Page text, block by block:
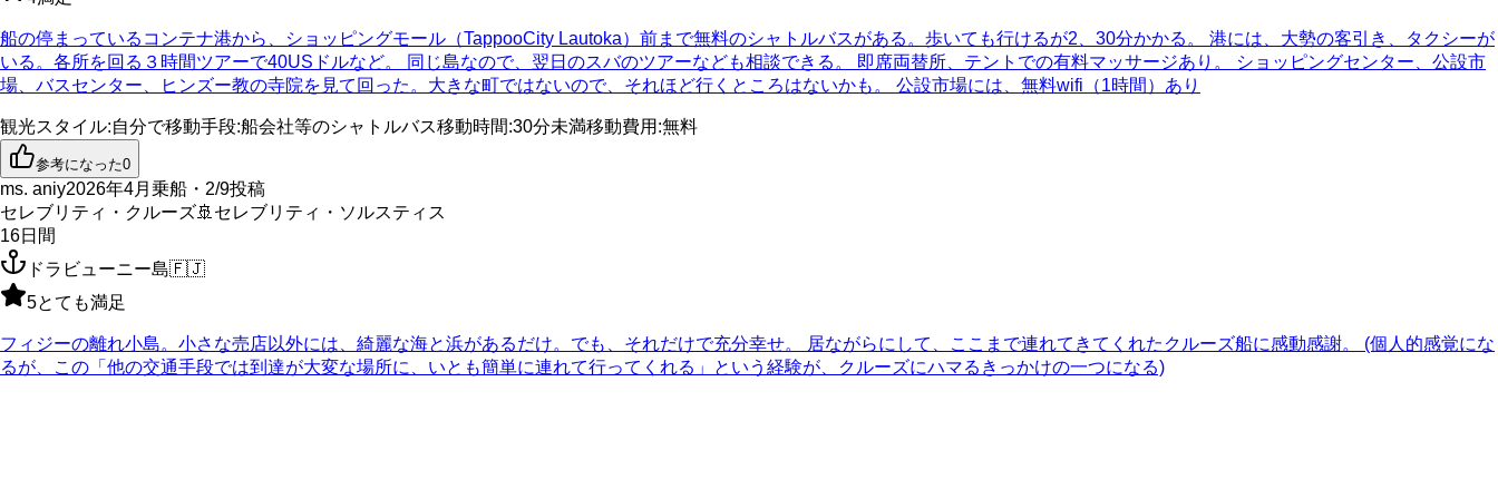
船の停まっているコンテナ港から、ショッピングモール（TappooCity Lautoka）前まで無料のシャトルバスがある。歩いても行けるが2、30分かかる。 港には、大勢の客引き、タクシーが
いる。各所を回る３時間ツアーで40USドルなど。 同じ島なので、翌日のスバのツアーなども相談できる。 即席両替所、テントでの有料マッサージあり。 ショッピングセンター、公設市
場、バスセンター、ヒンズー教の寺院を見て回った。大きな町ではないので、それほど行くところはないかも。 公設市場には、無料wifi（1時間）あり
観光スタイル:自分で移動手段:船会社等のシャトルバス移動時間:30分未満移動費用 :無料
参考になった0
ms. aniy2026年4月乗船・2/9投稿
セレブリティ・クルーズ🚢セレブリティ・ソルスティス
16日間
ドラビューニー島🇫🇯
5とても満足
フィジーの離れ小島。小さな売店以外には、綺麗な海と浜があるだけ。でも、それだけで充分幸せ。 居ながらにして、ここまで連れてきてくれたクルーズ船に感動感謝。 (個人的感覚にな
るが、この「他の交通手段では到達が大変な場所に、いとも簡単に連れて行ってくれる」という経験が、クルーズにハマるきっかけの一つになる)